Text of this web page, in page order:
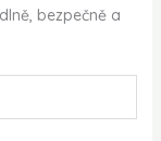
bezpečně a